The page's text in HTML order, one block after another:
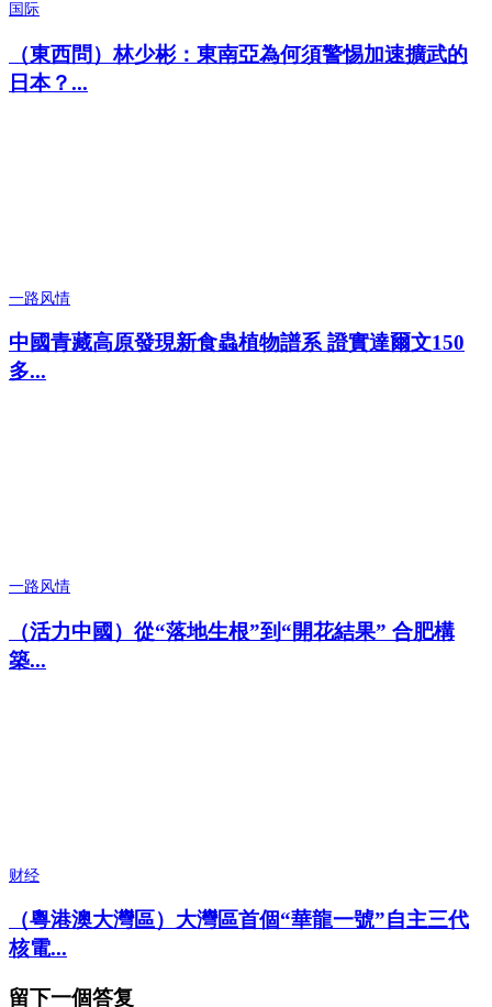
国际
（東西問）林少彬：東南亞為何須警惕加速擴武的
日本？...
一路风情
中國青藏高原發現新食蟲植物譜系 證實達爾文150
多...
一路风情
（活力中國）從“落地生根”到“開花結果” 合肥構
築...
财经
（粵港澳大灣區）大灣區首個“華龍一號”自主三代
核電...
留下一個答复